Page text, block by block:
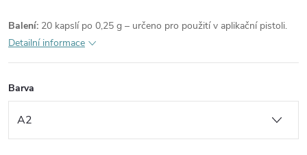
Balení: 20 kapslí po 0,25 g – určeno pro použití v aplikační pistoli.
Detailní informace
Barva